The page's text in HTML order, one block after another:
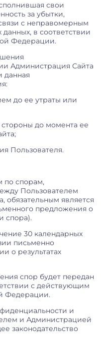
свои
за убытки,
с неправомерным
в соответствии
Федерации.
Администрация Сайта
данная
до ее утраты или
стороны до момента ее
Пользователя.
по спорам,
Пользователем
обязательным является
предложения о
спора).
30 календарных
письменно
о результатах
спор будет передан
с действующим
Федерации.
и
и Администрацией
законодательство